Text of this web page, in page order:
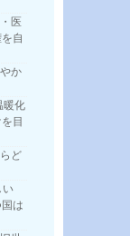
医
自
か
暖化
目
ど
い
は